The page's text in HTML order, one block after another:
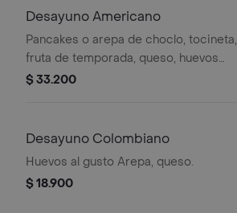
Desayuno Americano
Pancakes o arepa de choclo, tocineta,
fruta de temporada, queso, huevos
fritos, maple.
$ 33.200
Desayuno Colombiano
Huevos al gusto Arepa, queso.
$ 18.900